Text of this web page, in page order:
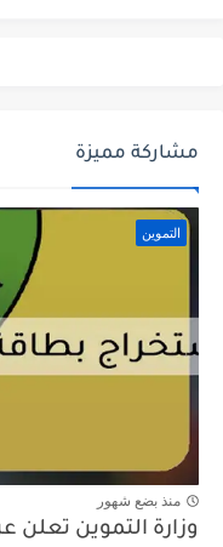
مشاركة مميزة
التموين
منذ بضع شهور